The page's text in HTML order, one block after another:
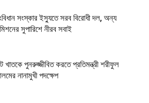
সংস্কার ইস্যুতে সরব বিরোধী দল, অন্য
সুপারিশে নীরব সবাই
খাতকে পুনরুজ্জীবিত করতে প্রতিমন্ত্রী শরীফুল
নানামুখী পদক্ষেপ